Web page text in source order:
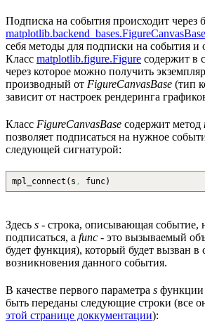
Подписка на события происходит через
matplotlib.backend_bases.FigureCanvasBase
себя методы для подписки на события и
Класс matplotlib.figure.Figure содержит в
через которое можно получить
производный от FigureCanvasBase (тип
зависит от настроек рендеринга
Класс FigureCanvasBase содержит метод
позволяет подписаться на нужное
следующей сигнатурой:
mpl_connect ( s , func)
Здесь s - строка, описывающая событие,
подписаться, а func - это вызываемый
будет функция), который будет вызван в
возникновения данного события.
В качестве первого параметра s функции
быть переданы следующие строки (все
этой странице доккументации):